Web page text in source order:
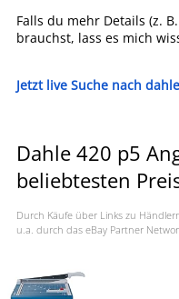
Falls du mehr Details (z.
brauchst, lass es mich
Jetzt live Suche nach
Dahle 420 p5
beliebtesten
Durch Käufe über Links zu
u.a. durch das eBay Partner